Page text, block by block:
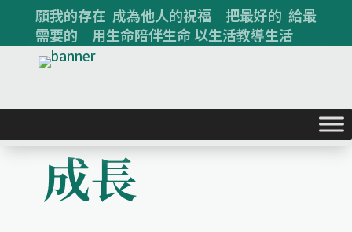
願我的存在 成為他人的祝福 把最好的 給最
需要的 用生命陪伴生命 以生活教導生活
成長